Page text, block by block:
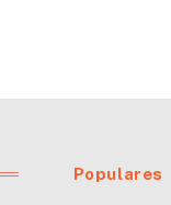
Populares